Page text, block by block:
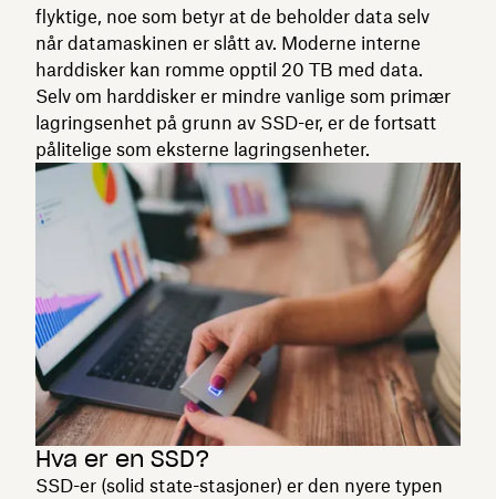
flyktige, noe som betyr at de beholder data selv
når datamaskinen er slått av. Moderne interne
harddisker kan romme opptil 20 TB med data.
Selv om harddisker er mindre vanlige som primær
lagringsenhet på grunn av SSD-er, er de fortsatt
pålitelige som eksterne lagringsenheter.
Hva er en SSD?
SSD-er (solid state-stasjoner) er den nyere typen